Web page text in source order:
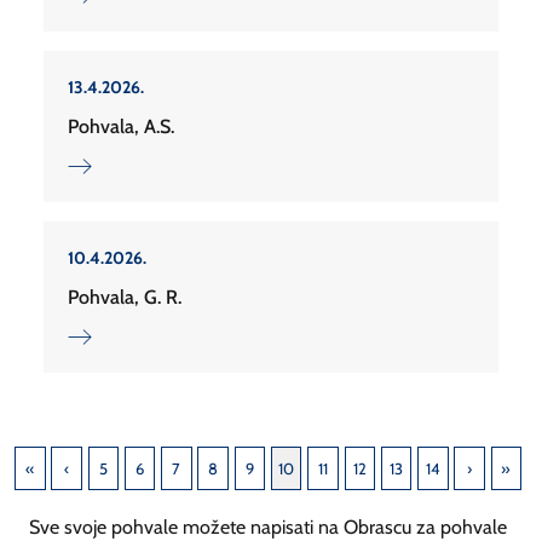
13.4.2026.
Pohvala, A.S.
10.4.2026.
Pohvala, G. R.
5 6 7 8 9 10 11 12 13 14
Sve svoje pohvale možete napisati na Obrascu za pohvale